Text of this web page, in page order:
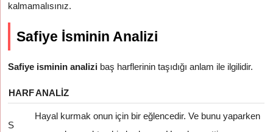
kalmamalısınız.
Safiye İsminin Analizi
Safiye isminin analizi baş harflerinin taşıdığı anlam ile ilgilidir.
HARFANALIZ
S
Hayal kurmak onun için bir eğlencedir. Ve bunu yaparken